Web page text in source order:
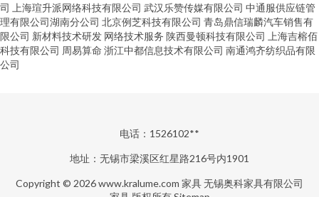
司
上海瑄升派网络科技有限公司 武汉乐赞传媒有限公司 中通服供应链管
理有限公司湖南分公司 北京例芝科技有限公司 青岛鼎信瑞麟汽车销售有
限公司 新材料技术研发 网络技术服务 陕西曼顿科技有限公司
上海吉榕佰
科技有限公司 周易算命 浙江中都信息技术有限公司 南通鸿齐纺织品有限
公司
电话：1526102**
地址：无锡市梁溪区红星路216号内1901
Copyright © 2026www.kralume.com 家具无锡奥科家具有限公司